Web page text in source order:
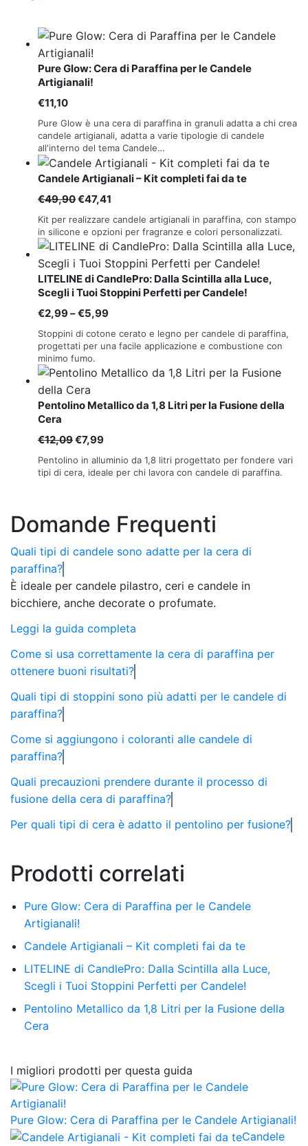
Pure Glow: Cera di Paraffina per le Candele
Artigianali!
€11,10
Pure Glow è una cera di paraffina in granuli adatta a chi crea
candele artigianali, adatta a varie tipologie di candele
all'interno del tema Candele…
Candele Artigianali – Kit completi fai da te
€49,90Il
prezzo
originale
era:
€49,90.
€47,41
prezzo
attuale
è:
€47,41.
Kit per realizzare candele artigianali in paraffina, con stampo
in silicone e opzioni per fragranze e colori personalizzati.
LITELINE di CandlePro: Dalla Scintilla alla Luce,
Scegli i Tuoi Stoppini Perfetti per Candele!
€2,99–€5,99Fascia
di
prezzo:
€2,99
€5,99
Stoppini di cotone cerato e legno per candele di paraffina,
progettati per una facile applicazione e combustione con
minimo fumo.
Pentolino Metallico da 1,8 Litri per la Fusione della
Cera
€12,09Il
prezzo
originale
€7,99Il
prezzo
attuale
Pentolino in alluminio da 1,8 litri progettato per fondere vari
tipi di cera, ideale per chi lavora con candele di paraffina.
Domande Frequenti
Quali tipi di candele sono adatte per la cera di
paraffina?
È ideale per candele pilastro, ceri e candele in
bicchiere, anche decorate o profumate.
Leggi la guida completa
Come si usa correttamente la cera di paraffina per
ottenere buoni risultati?
Quali tipi di stoppini sono più adatti per le candele di
paraffina?
Come si aggiungono i coloranti alle candele di
paraffina?
Quali precauzioni prendere durante il processo di
fusione della cera di paraffina?
Per quali tipi di cera è adatto il pentolino per fusione?
Prodotti correlati
Pure Glow: Cera di Paraffina per le Candele
Artigianali!
Candele Artigianali – Kit completi fai da te
LITELINE di CandlePro: Dalla Scintilla alla Luce,
Scegli i Tuoi Stoppini Perfetti per Candele!
Pentolino Metallico da 1,8 Litri per la Fusione della
Cera
I migliori prodotti per questa guida
Pure Glow: Cera di Paraffina per le Candele Artigianali!
Candele